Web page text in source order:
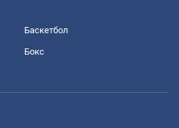
Баскетбол
Бокс